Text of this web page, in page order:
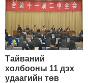
Тайваний
холбооны 11 дэх
удаагийн төв